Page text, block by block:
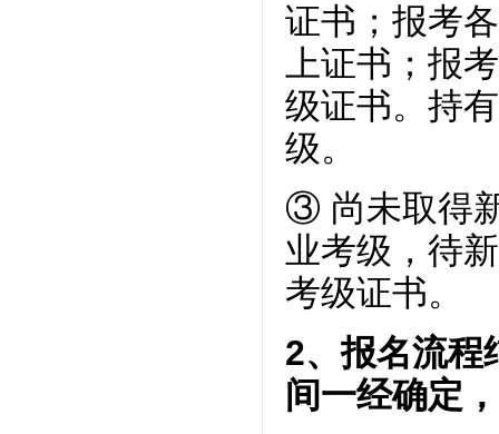
证书；报考
上证书；报
级证书。 持有
级。
③ 尚未取得
业考级，待
考级证书。
2、报名流程
间一经确定